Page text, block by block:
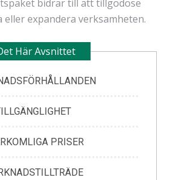
bidrar till att tillgodose
expandera verksamheten.
Här Avsnittet
PRISER